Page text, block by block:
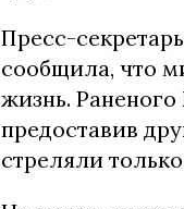
Пресс-
сообщила, что
жизнь.
предоставив
стреляли